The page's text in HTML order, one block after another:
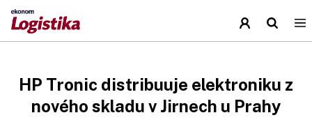
HP Tronic distribuuje elektroniku z
nového skladu v Jirnech u Prahy